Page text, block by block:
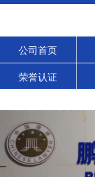
公司首页
荣誉认证